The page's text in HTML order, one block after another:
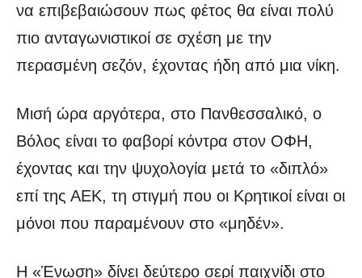
να επιβεβαιώσουν πως φέτος θα είναι πολύ
πιο ανταγωνιστικοί σε σχέση με την
περασμένη σεζόν, έχοντας ήδη από μια νίκη.
Μισή ώρα αργότερα, στο Πανθεσσαλικό, ο
Βόλος είναι το φαβορί κόντρα στον ΟΦΗ,
έχοντας και την ψυχολογία μετά το «διπλό»
επί της ΑΕΚ, τη στιγμή που οι Κρητικοί είναι οι
μόνοι που παραμένουν στο «μηδέν».
Η «Ένωση» δίνει δεύτερο σερί παιχνίδι στο